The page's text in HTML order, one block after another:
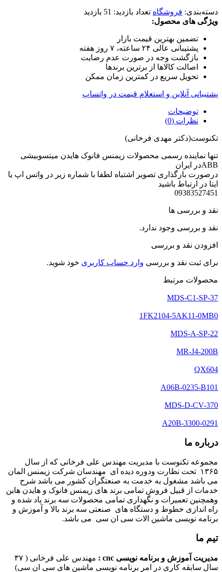
دسته‌بندی: فروشگاه تعداد بازدید: 51 بازدید
ویژگی های محصول:
تضمین بهترین قیمت بازار
پشتیبانی عالی ۲۴ ساعته، ۷ روز هفته
بازگشت وجه در صورت عدم رضایت
اصالت کالاها از برترین برندها
تحویل سریع در کمترین زمان ممکن
پشتیبانی آنلاین و استعلام قیمت در واتساپ
توضیحات
نظرات (0)
تکنوست(دکتر مهدی فرخانی)
تنها نماینده رسمی محصولات زیمنس فانوک هایدن میتسوبیشی
ABBدر ایران
درصورت بارگذاری تصویر اشتباه لطفا با شماره زیر در واتس اپ یا
ایتا در ارتباط باشید
09383527451
نقد و بررسی ها
نقد و بررسی وجود ندارد.
افزودن نقد و بررسی
برای ثبت نقد و بررسی وارد حساب کاربری خود شوید.
محصولات مرتبط
MDS-C1-SP-37
1FK2104-5AK11-0MB0
MDS-A-SP-22
MR-J4-200B
QX604
A06B-0235-B101
MDS-D-CV-370
A20B-3300-0291
درباره ما
مجموعه تکنوست با مدیریت مهندس علی فرخانی که از سال
۱۳۶۵ تحت نظارت ودوره دیده ای مهندسان شرکت زیمنس المان
می باشد مشغول به خدمت به صنعتگران کشور می باشد شرح
خدمات از قبیل فروش تمامی برند های زیمنس فانوک و هایدن هاین
وهمچنین تعمیرات و نگهداری تمامی محصولات سه برند یاد شده و
راه اندازی خطوط و دستگاه های صنعتی سه برند بالا و آموزش و
برنامه نویسی ماشین الات سی ان سی می باشد.
تیم ما
مدیریت آموزش و برنامه نویسی cnc :
مهندس علی فرخانی ( ۳۷
سال سابقه کاری در امر برنامه نویسی ماشین های سی ان سی)